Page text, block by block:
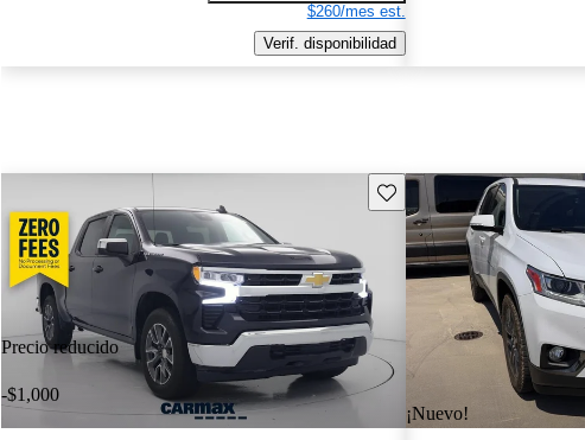
$260/mes est.
Verif. disponibilidad
Precio reducido
-$1,000
Guarda este Aviso
¡Nuevo!